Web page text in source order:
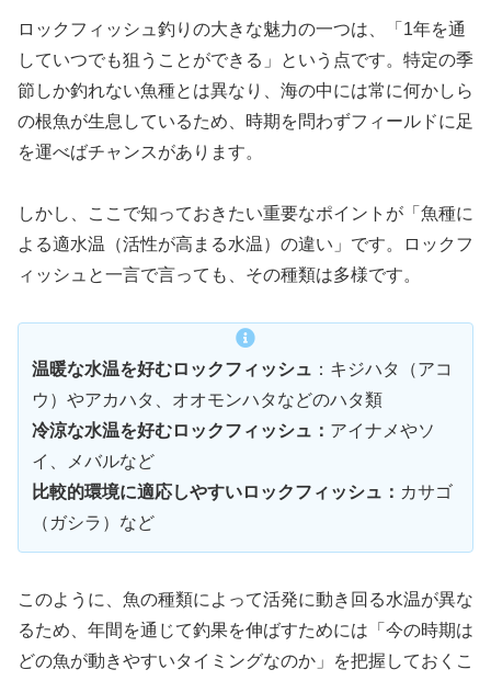
ロックフィッシュ釣りの大きな魅力の一つは、「1年を通
していつでも狙うことができる」という点です。特定の季
節しか釣れない魚種とは異なり、海の中には常に何かしら
の根魚が生息しているため、時期を問わずフィールドに足
を運べばチャンスがあります。
しかし、ここで知っておきたい重要なポイントが「魚種に
よる適水温（活性が高まる水温）の違い」です。ロックフ
ィッシュと一言で言っても、その種類は多様です。
温暖な水温を好むロックフィッシュ ：キジハタ（アコ
ウ）やアカハタ、オオモンハタなどのハタ類
冷涼な水温を好むロックフィッシュ： アイナメやソ
イ、メバルなど
比較的環境に適応しやすいロックフィッシュ： カサゴ
（ガシラ）など
このように、魚の種類によって活発に動き回る水温が異な
るため、年間を通じて釣果を伸ばすためには「今の時期は
どの魚が動きやすいタイミングなのか」を把握しておくこ